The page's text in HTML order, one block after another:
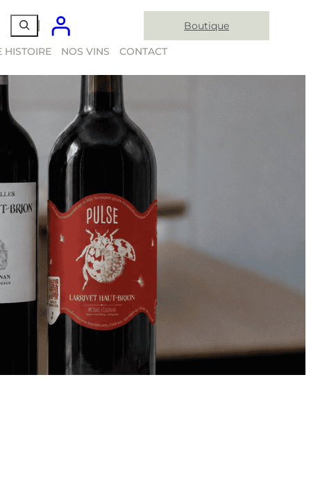
Boutique
HISTOIRE NOS VINS CONTACT